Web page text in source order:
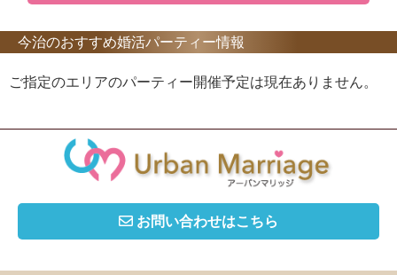
今治のおすすめ婚活パーティー情報
ご指定のエリアのパーティー開催予定は現在ありません。
お問い合わせはこちら